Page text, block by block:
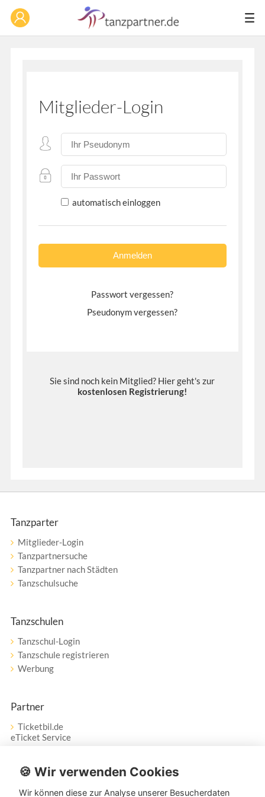
Mitglieder-Login
automatisch einloggen
Passwort vergessen?
Pseudonym vergessen?
Sie sind noch kein Mitglied? Hier geht's zur
kostenlosen Registrierung!
Tanzparter
Mitglieder-Login
Tanzpartnersuche
Tanzpartner nach Städten
Tanzschulsuche
Tanzschulen
Tanzschul-Login
Tanzschule registrieren
Werbung
Partner
Ticketbil.de
eTicket Service
Vertrag widerrufen
🍪 Wir verwenden Cookies
Wir können diese zur Analyse unserer Besucherdaten